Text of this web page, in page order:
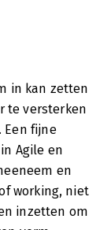
in kan zetten
te versterken
Een fijne
Agile en
en
working, niet
inzetten om